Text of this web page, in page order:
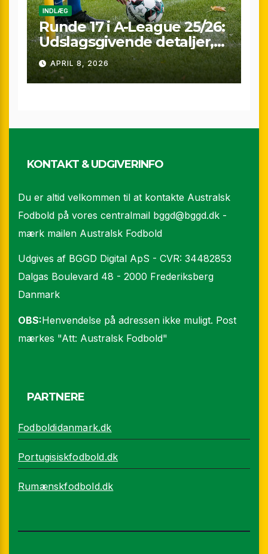
INDLÆG
Runde 17 i A-League 25/26:
Udslagsgivende detaljer,
sene scoringer og VAR-
drama
APRIL 8, 2026
KONTAKT & UDGIVERINFO
Du er altid velkommen til at kontakte Australsk
Fodbold på vores centralmail bggd@bggd.dk -
mærk mailen Australsk Fodbold
Udgives af BGGD Digital ApS - CVR: 34482853
Dalgas Boulevard 48 - 2000 Frederiksberg
Danmark
OBS:Henvendelse på adressen ikke muligt. Post
mærkes "Att: Australsk Fodbold"
PARTNERE
Fodboldidanmark.dk
Portugisiskfodbold.dk
Rumænskfodbold.dk